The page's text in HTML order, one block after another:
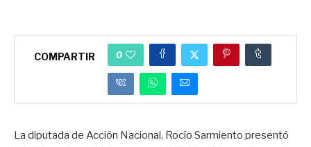
COMPARTIR 0
La diputada de Acción Nacional, Rocío Sarmiento presentó